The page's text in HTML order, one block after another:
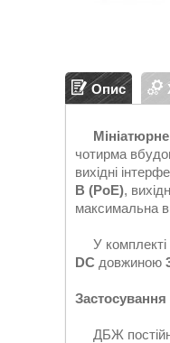
Опис
чотирма
вихідні
В (PoE),
максимальна
У комплекті
DC довжиною
Застосування
ДБЖ